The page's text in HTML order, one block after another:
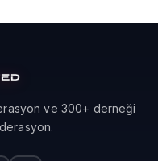
ve 300+ derneği